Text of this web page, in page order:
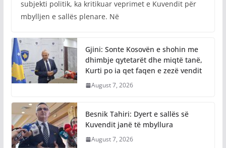
subjekti politik, ka kritikuar veprimet e Kuvendit për
mbylljen e sallës plenare. Në
Gjini: Sonte Kosovën e shohin me
dhimbje qytetarët dhe miqtë tanë,
Kurti po ia qet faqen e zezë vendit
August 7, 2026
Besnik Tahiri: Dyert e sallës së
Kuvendit janë të mbyllura
August 7, 2026